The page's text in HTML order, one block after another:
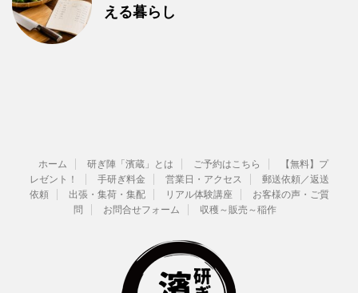
える暮らし
ホーム 研ぎ陣「濱蔵」とは ご予約はこちら
【無料】プ
レゼント！
手研ぎ料金 営業日・アクセス
郵送依頼／返送
依頼
出張・集荷・集配 リアル体験講座
お客様の声・ご質
問
お問合せフォーム 収穫～販売～稲作